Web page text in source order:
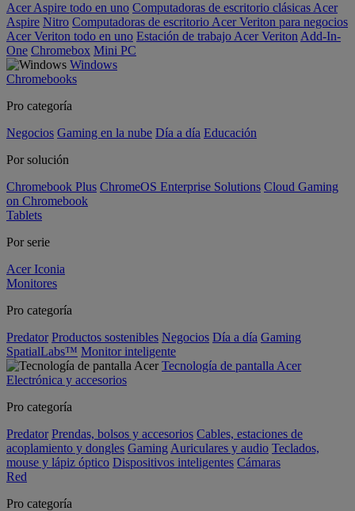
Acer Aspire todo en uno Computadoras de escritorio clásicas Acer
Aspire Nitro Computadoras de escritorio Acer Veriton para negocios
Acer Veriton todo en uno Estación de trabajo Acer Veriton Add-In-
One Chromebox Mini PC
Windows
Chromebooks
Pro categoría
Negocios Gaming en la nube Día a día Educación
Por solución
Chromebook Plus ChromeOS Enterprise Solutions Cloud Gaming
on Chromebook
Tablets
Por serie
Acer Iconia
Monitores
Pro categoría
Predator Productos sostenibles Negocios Día a día Gaming
SpatialLabs™ Monitor inteligente
Tecnología de pantalla Acer
Electrónica y accesorios
Pro categoría
Predator Prendas, bolsos y accesorios Cables, estaciones de
acoplamiento y dongles Gaming Auriculares y audio Teclados,
mouse y lápiz óptico Dispositivos inteligentes Cámaras
Red
Pro categoría